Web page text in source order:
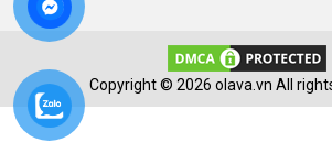
Copyright © 2026 olava.vn All